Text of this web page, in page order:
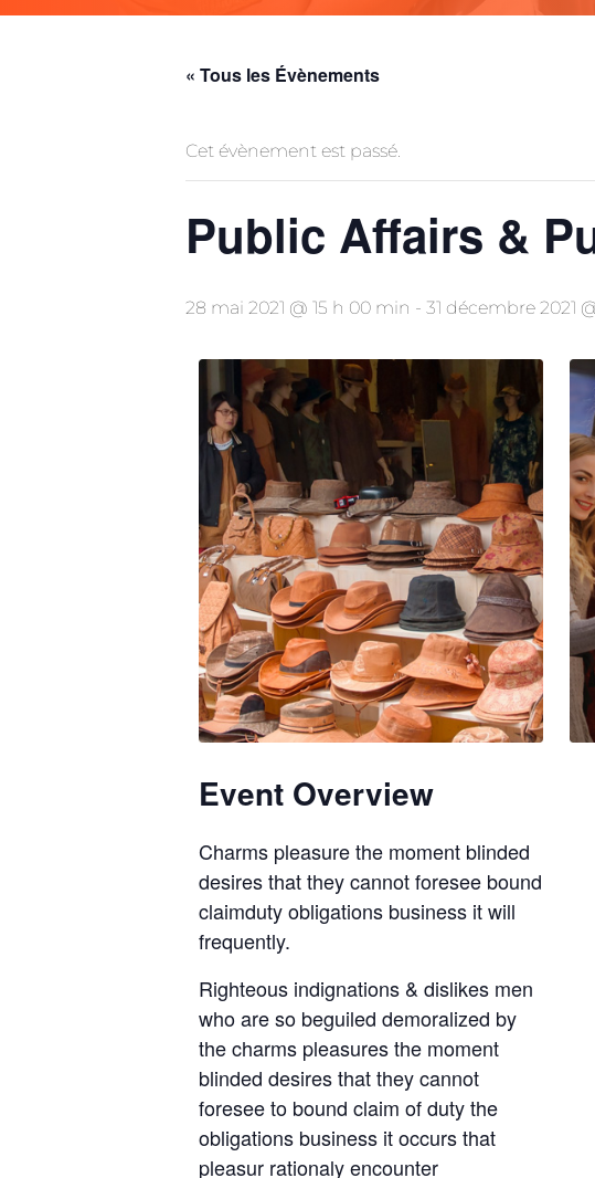
« Tous les Évènements
Cet évènement est passé.
Public Affairs &
28 mai 2021 @ 15 h 00 min - 31 décembre 2021
Event Overview
Charms pleasure the moment blinded
desires that they cannot foresee bound
claimduty obligations business it will
frequently.
Righteous indignations & dislikes men
who are so beguiled demoralized by
the charms pleasures the moment
blinded desires that they cannot
foresee to bound claim of duty the
obligations business it occurs that
pleasur rationaly encounter